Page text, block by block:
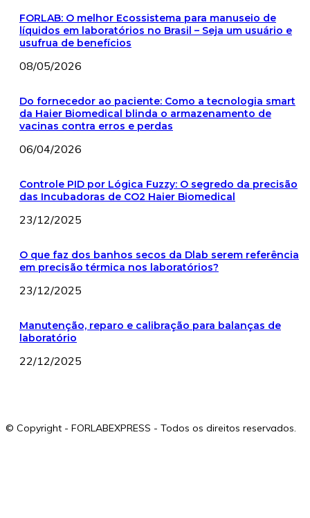
FORLAB: O melhor Ecossistema para manuseio de
líquidos em laboratórios no Brasil – Seja um usuário e
usufrua de benefícios
08/05/2026
Do fornecedor ao paciente: Como a tecnologia smart
da Haier Biomedical blinda o armazenamento de
vacinas contra erros e perdas
06/04/2026
Controle PID por Lógica Fuzzy: O segredo da precisão
das Incubadoras de CO2 Haier Biomedical
23/12/2025
O que faz dos banhos secos da Dlab serem referência
em precisão térmica nos laboratórios?
23/12/2025
Manutenção, reparo e calibração para balanças de
laboratório
22/12/2025
© Copyright - FORLABEXPRESS - Todos os direitos reservados.